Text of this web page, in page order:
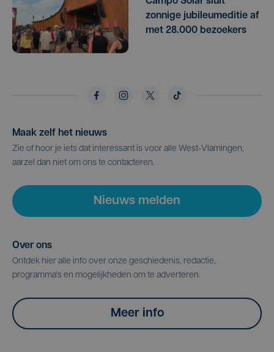
zonnige jubileumeditie af
met 28.000 bezoekers
Maak zelf het nieuws
Zie of hoor je iets dat interessant is voor alle West-Vlamingen,
aarzel dan niet om ons te contacteren.
Nieuws melden
Over ons
Ontdek hier alle info over onze geschiedenis, redactie,
programma's en mogelijkheden om te adverteren.
Meer info